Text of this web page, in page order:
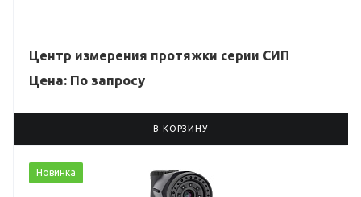
Центр измерения протяжки серии СИП
Цена: По запросу
В КОРЗИНУ
Новинка